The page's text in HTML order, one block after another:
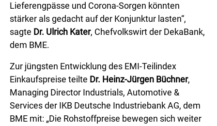
Lieferengpässe und Corona-Sorgen könnten
stärker als gedacht auf der Konjunktur lasten“,
sagte Dr. Ulrich Kater, Chefvolkswirt der DekaBank,
dem BME.
Zur jüngsten Entwicklung des EMI-Teilindex
Einkaufspreise teilte Dr. Heinz-Jürgen Büchner,
Managing Director Industrials, Automotive &
Services der IKB Deutsche Industriebank AG, dem
BME mit: „Die Rohstoffpreise bewegen sich weiter